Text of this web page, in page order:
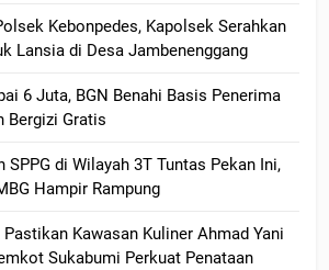
Kebonpedes, Kapolsek Serahkan
Lansia di Desa Jambenenggang
6 Juta, BGN Benahi Basis Penerima
Bergizi Gratis
SPPG di Wilayah 3T Tuntas Pekan Ini,
Hampir Rampung
Kawasan Kuliner Ahmad Yani
Sukabumi Perkuat Penataan